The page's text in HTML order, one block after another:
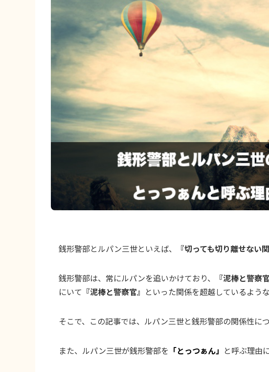
銭形警部とルパン三世といえば、 『切っても切り離せない関
銭形警部は、常にルパンを追いかけており、 『泥棒と警察官
にいて 『泥棒と警察官』 といった関係を超越しているよう
そこで、この記事では、ルパン三世と銭形警部の関係性に
また、ルパン三世が銭形警部を 「とっつぁん」 と呼ぶ理由